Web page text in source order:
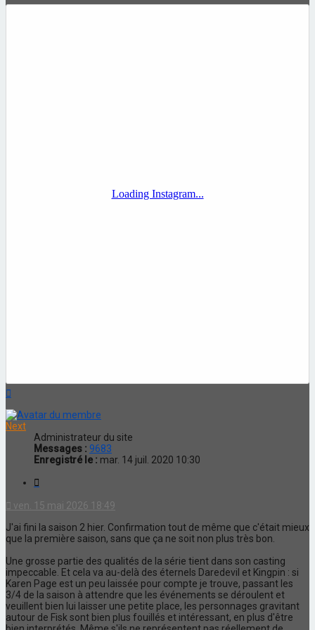
Next
Administrateur du site
Messages : 9683
Enregistré le : mar. 14 juil. 2020 10:30
ven. 15 mai 2026 18:49
J'ai fini la saison 2 hier. Confirmation tout de même que c'était mieux
que la première saison, sans que ça ne soit non plus très bon.
Une grosse partie des qualités de la série tient dans son casting
impeccable. Et cela va au-delà des éternels Daredevil et Kingpin : si
Karen Page est un peu laissée pour compte je trouve, passant les
3/4 de la saison à attendre que les événements se déroulent et
veuillent bien lui laisser une petite place, les personnages gravitant
autour de Fisk sont bien plus fouillés et intéressant, en plus d'être